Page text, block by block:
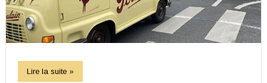
Lire la suite »